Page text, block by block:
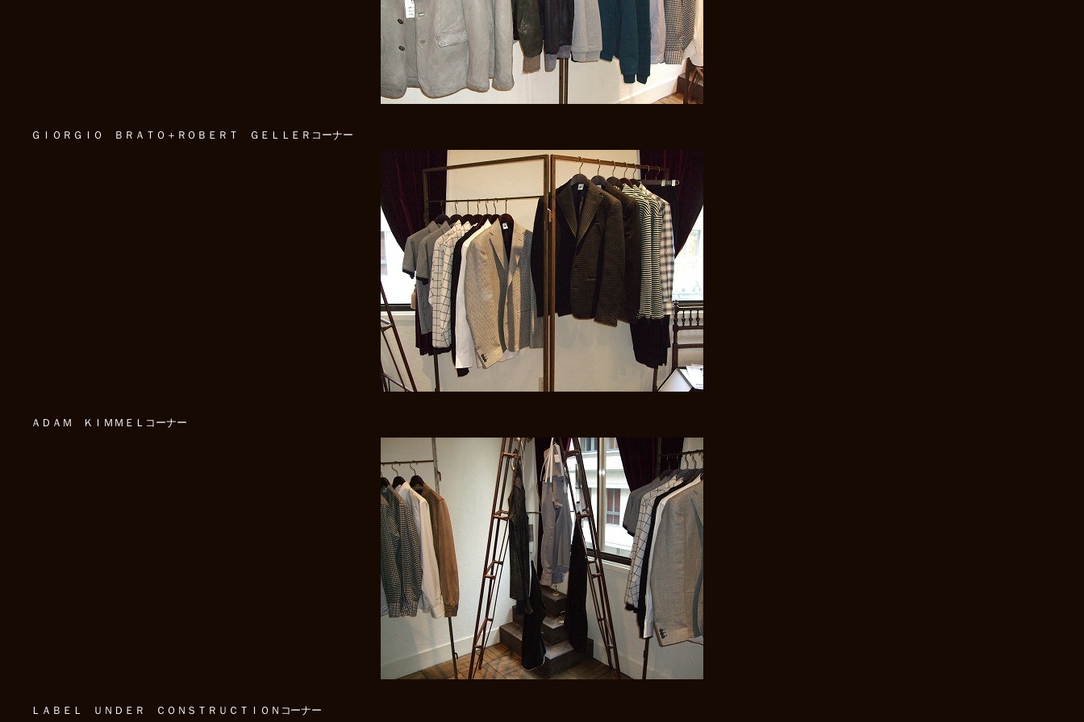
ＧＩＯＲＧＩＯ ＢＲＡＴＯ＋ＲＯＢＥＲＴ ＧＥＬＬＥＲコーナー
ＡＤＡＭ ＫＩＭＭＥＬコーナー
ＬＡＢＥＬ ＵＮＤＥＲ ＣＯＮＳＴＲＵＣＴＩＯＮコーナー